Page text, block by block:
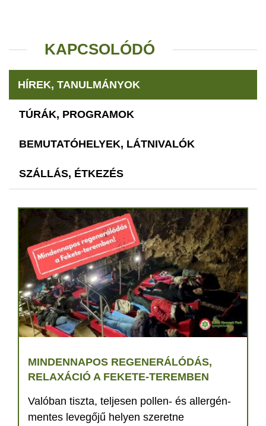
KAPCSOLÓDÓ
HÍREK, TANULMÁNYOK
TÚRÁK, PROGRAMOK
BEMUTATÓHELYEK, LÁTNIVALÓK
SZÁLLÁS, ÉTKEZÉS
MINDENNAPOS REGENERÁLÓDÁS,
RELAXÁCIÓ A FEKETE-TEREMBEN
Valóban tiszta, teljesen pollen- és allergén-
mentes levegőjű helyen szeretne